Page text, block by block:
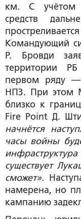
км. С учётом
средств
Командующий
Р. Бровди
территории
первом ряду
НПЗ. При этом
близко к
Fire Point Д.
начнётся
часы войны
существует
сможет».
намерена, но
кампанию